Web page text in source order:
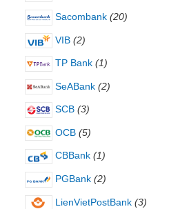
Sacombank (20)
VIB (2)
TP Bank (1)
SeABank (2)
SCB (3)
OCB (5)
CBBank (1)
PGBank (2)
LienVietPostBank (3)